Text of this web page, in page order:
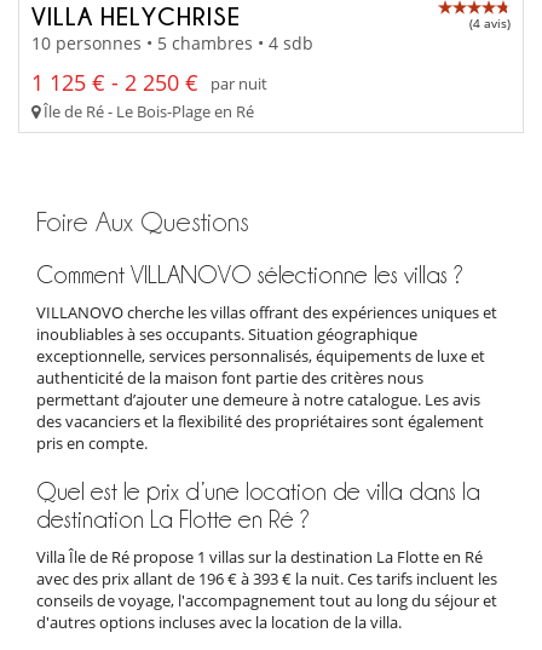
VILLA HELYCHRISE (4 avis)
10 personnes • 5 chambres • 4 sdb
1 125 € - 2 250 €
par nuit
Île de Ré - Le Bois-Plage en Ré
Foire Aux Questions
Comment VILLANOVO sélectionne les villas ?
VILLANOVO cherche les villas offrant des expériences uniques et
inoubliables à ses occupants. Situation géographique
exceptionnelle, services personnalisés, équipements de luxe et
authenticité de la maison font partie des critères nous
permettant d’ajouter une demeure à notre catalogue. Les avis
des vacanciers et la flexibilité des propriétaires sont également
pris en compte.
Quel est le prix d’une location de villa dans la
destination La Flotte en Ré ?
Villa Île de Ré propose 1 villas sur la destination La Flotte en Ré
avec des prix allant de 196 € à 393 € la nuit. Ces tarifs incluent les
conseils de voyage, l'accompagnement tout au long du séjour et
d'autres options incluses avec la location de la villa.